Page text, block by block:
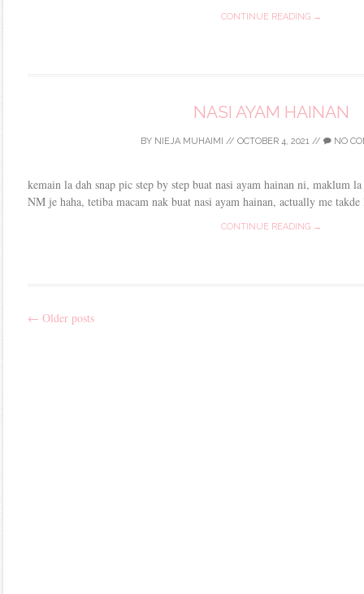
CONTINUE READING →
NASI AYAM HAINAN
BY NIEJA MUHAIMI // OCTOBER 4, 2021// NO
kemain la dah snap pic step by step buat nasi ayam hainan ni, maklum
NM je haha, tetiba macam nak buat nasi ayam hainan, actually me
CONTINUE READING →
Post
← Older posts